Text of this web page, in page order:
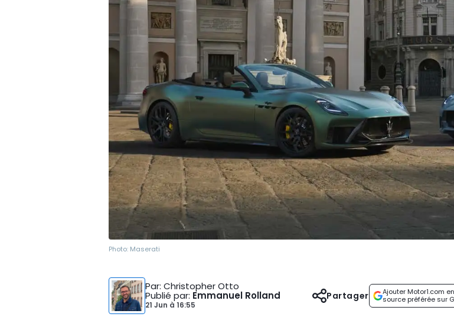
Photo: Maserati
Par: Christopher Otto
Publié par: Emmanuel Rolland
21 Jun à 16:55
Ajouter Motor1.com
source préférée sur
Partager